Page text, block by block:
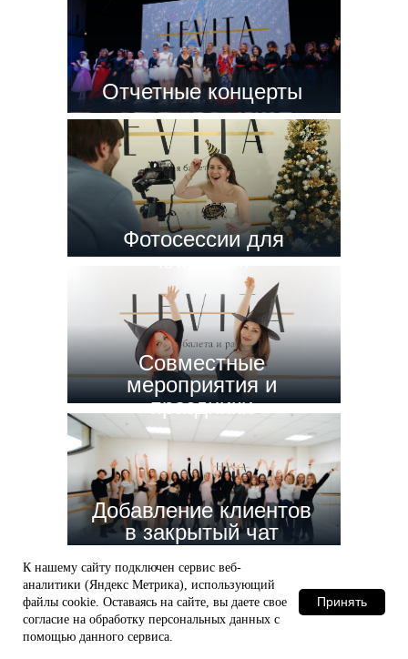
Отчетные концерты
Фотосессии для
клиенток
Cовместные
мероприятия и
праздники
Добавление клиентов
в закрытый чат
К нашему сайту подключен сервис веб-
аналитики (Яндекс Метрика), использующий
файлы сооkіе. Оставаясь на сайте, вы даете свое
согласие на обработку персональных данных с
помощью данного сервиса.
Принять